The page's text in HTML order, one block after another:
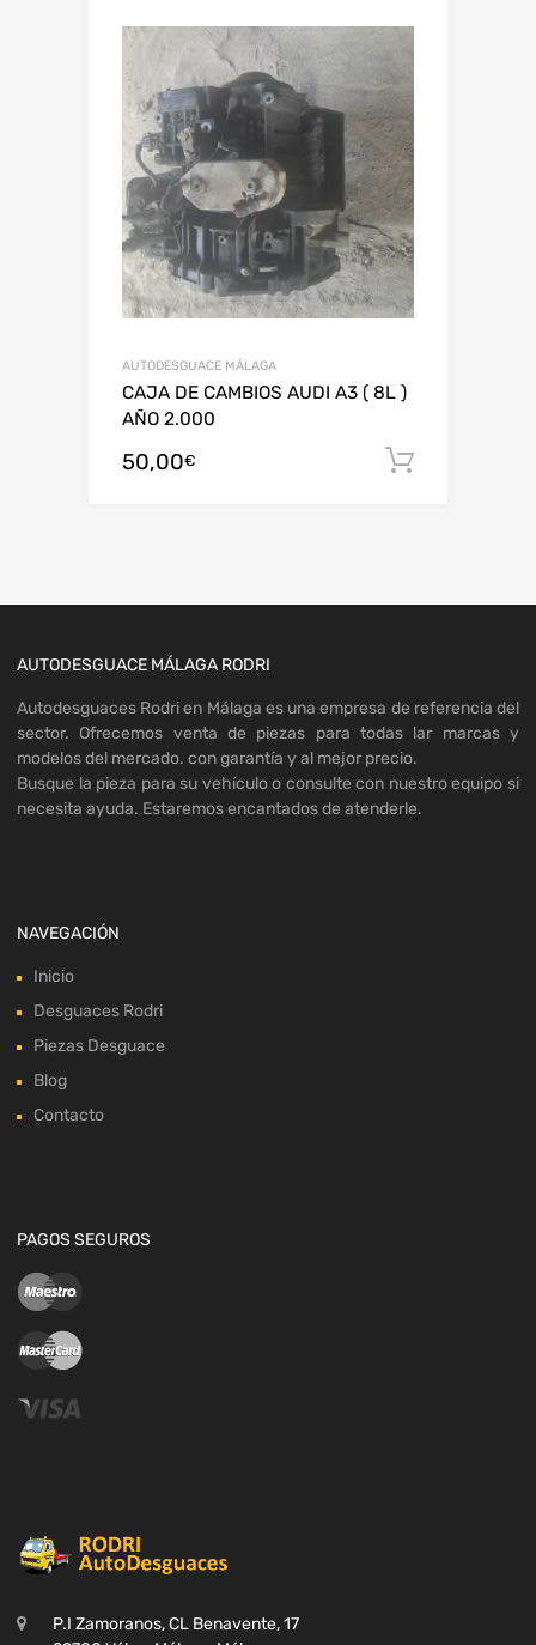
AUTODESGUACE MÁLAGA
CAJA DE CAMBIOS AUDI A3 ( 8L )
AÑO 2.000
50,00€
AUTODESGUACE MÁLAGA RODRI
Autodesguaces Rodri en Málaga es una empresa de referencia del
sector. Ofrecemos venta de piezas para todas lar marcas y
modelos del mercado. con garantía y al mejor precio.
Busque la pieza para su vehículo o consulte con nuestro equipo si
necesita ayuda. Estaremos encantados de atenderle.
NAVEGACIÓN
Inicio
Desguaces Rodri
Piezas Desguace
Blog
Contacto
PAGOS SEGUROS
P.I Zamoranos, CL Benavente, 17